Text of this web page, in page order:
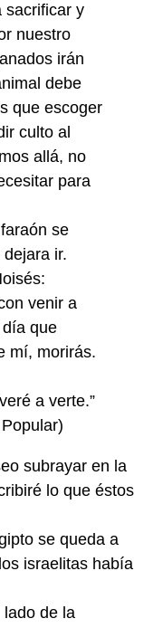
sacrificar y
nuestro
irán
debe
que escoger
culto al
allá, no
para
se
ir.
venir a
que
mí, morirás.
a verte.”
subrayar en la
lo que éstos
se queda a
israelitas había
lado de la